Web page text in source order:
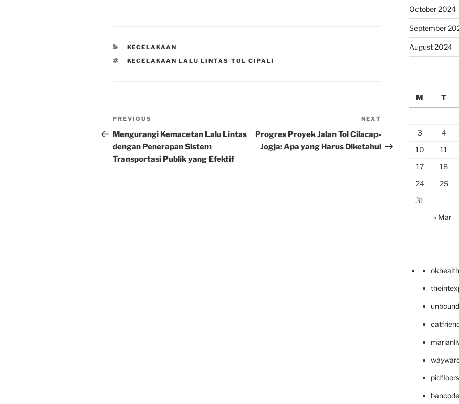
CATEGORIES
KECELAKAAN
TAGS
KECELAKAAN LALU LINTAS TOL CIPALI
Post
navigation
Previous
Post
PREVIOUS
Mengurangi Kemacetan Lalu Lintas
dengan Penerapan Sistem
Transportasi Publik yang Efektif
NEXT
Progres Proyek Jalan Tol Cilacap-
Jogja: Apa yang Harus Diketahui
October 2024
September
August 2024
M
T
3
4
10
11
17
18
24
25
31
« Mar